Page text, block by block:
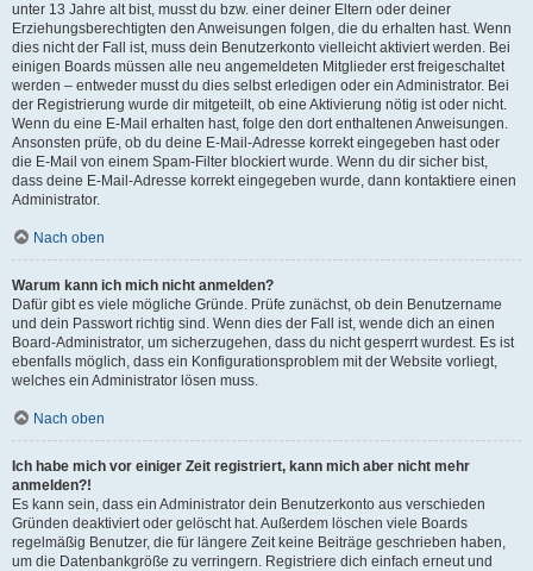
unter 13 Jahre alt bist, musst du bzw. einer deiner Eltern oder deiner
Erziehungsberechtigten den Anweisungen folgen, die du erhalten hast. Wenn
dies nicht der Fall ist, muss dein Benutzerkonto vielleicht aktiviert werden. Bei
einigen Boards müssen alle neu angemeldeten Mitglieder erst freigeschaltet
werden – entweder musst du dies selbst erledigen oder ein Administrator. Bei
der Registrierung wurde dir mitgeteilt, ob eine Aktivierung nötig ist oder nicht.
Wenn du eine E-Mail erhalten hast, folge den dort enthaltenen Anweisungen.
Ansonsten prüfe, ob du deine E-Mail-Adresse korrekt eingegeben hast oder
die E-Mail von einem Spam-Filter blockiert wurde. Wenn du dir sicher bist,
dass deine E-Mail-Adresse korrekt eingegeben wurde, dann kontaktiere einen
Administrator.
Nach oben
Warum kann ich mich nicht anmelden?
Dafür gibt es viele mögliche Gründe. Prüfe zunächst, ob dein Benutzername
und dein Passwort richtig sind. Wenn dies der Fall ist, wende dich an einen
Board-Administrator, um sicherzugehen, dass du nicht gesperrt wurdest. Es ist
ebenfalls möglich, dass ein Konfigurationsproblem mit der Website vorliegt,
welches ein Administrator lösen muss.
Nach oben
Ich habe mich vor einiger Zeit registriert, kann mich aber nicht mehr
anmelden?!
Es kann sein, dass ein Administrator dein Benutzerkonto aus verschieden
Gründen deaktiviert oder gelöscht hat. Außerdem löschen viele Boards
regelmäßig Benutzer, die für längere Zeit keine Beiträge geschrieben haben,
um die Datenbankgröße zu verringern. Registriere dich einfach erneut und